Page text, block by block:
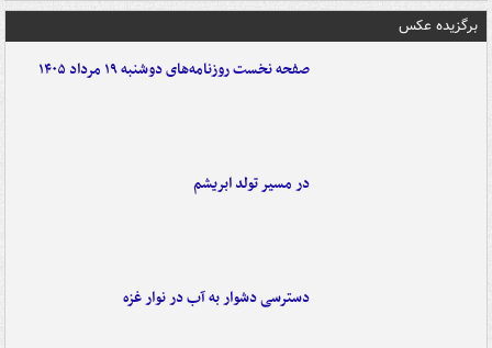
برگزیده عکس
صفحه نخست روزنامه‌های دوشنبه ۱۹ مرداد ۱۴۰۵
در مسیر تولد ابریشم
دسترسی دشوار به آب در نوار غزه